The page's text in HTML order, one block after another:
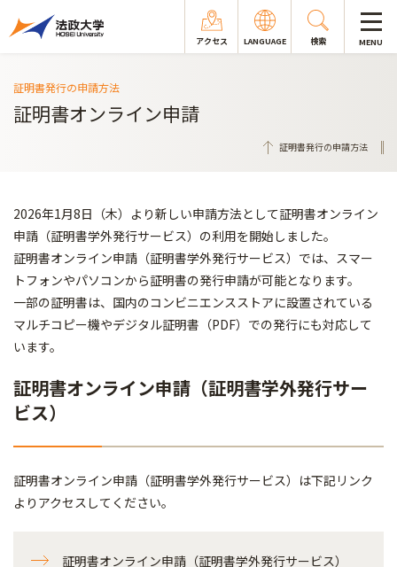
アクセス LANGUAGE 検索 MENU
証明書発行の申請方法
証明書オンライン申請
証明書発行の申請方法
2026年1月8日（木）より新しい申請方法として証明書オンライン
申請（証明書学外発行サービス）の利用を開始しました。
証明書オンライン申請（証明書学外発行サービス）では、スマー
トフォンやパソコンから証明書の発行申請が可能となります。
一部の証明書は、国内のコンビニエンスストアに設置されている
マルチコピー機やデジタル証明書（PDF）での発行にも対応して
います。
証明書オンライン申請（証明書学外発行サー
ビス）
証明書オンライン申請（証明書学外発行サービス）は下記リンク
よりアクセスしてください。
証明書オンライン申請（証明書学外発行サービス）